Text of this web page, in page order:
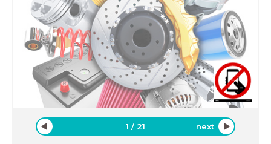
1 /21 next